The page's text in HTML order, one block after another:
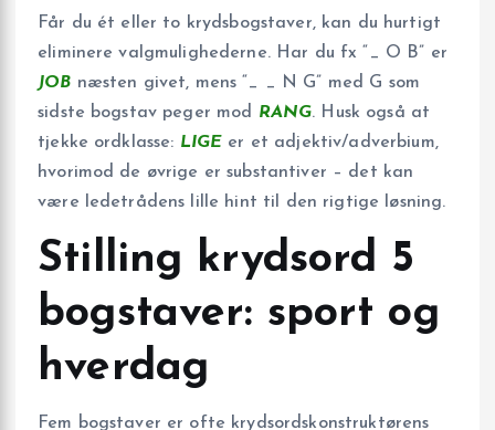
Får du ét eller to krydsbogstaver, kan du hurtigt
eliminere valgmulighederne. Har du fx “_ O B” er
JOB næsten givet, mens “_ _ N G” med G som
sidste bogstav peger mod RANG. Husk også at
tjekke ordklasse: LIGE er et adjektiv/adverbium,
hvorimod de øvrige er substantiver – det kan
være ledetrådens lille hint til den rigtige løsning.
Stilling krydsord 5
bogstaver: sport og
hverdag
Fem bogstaver er ofte krydsordskonstruktørens